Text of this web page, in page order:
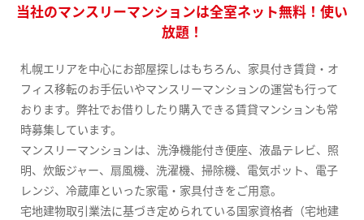
当社のマンスリーマンションは全室ネット無料！使い
放題！
札幌エリアを中心にお部屋探しはもちろん、家具付き賃貸・オ
フィス移転のお手伝いやマンスリーマンションの運営も行って
おります。弊社でお借りしたり購入できる賃貸マンションも常
時募集しています。
マンスリーマンションは、洗浄機能付き便座、液晶テレビ、照
明、炊飯ジャー、扇風機、洗濯機、掃除機、電気ポット、電子
レンジ、冷蔵庫といった家電・家具付きをご用意。
宅地建物取引業法に基づき定められている国家資格者（宅地建